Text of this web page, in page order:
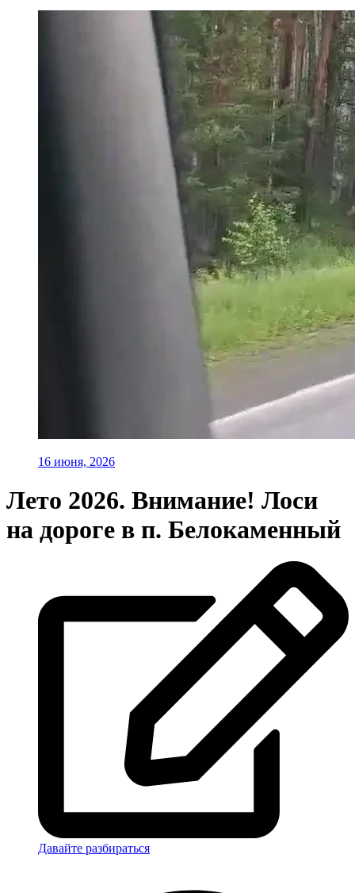
16 июня, 2026
Лето 2026. Внимание! Лоси
на дороге в п. Белокаменный
Давайте разбираться